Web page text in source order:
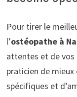
Pour tirer le
l’ostéopathe à
attentes et de vos
praticien de
spécifiques et